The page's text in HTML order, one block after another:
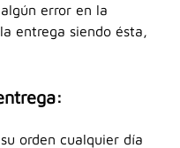
error en la
entrega siendo ésta,
orden cualquier día